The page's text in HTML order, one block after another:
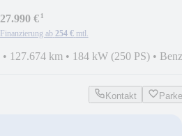
27.990 €¹
Finanzierung ab 254 € mtl.
• 127.674 km • 184 kW (250 PS) •
Kontakt